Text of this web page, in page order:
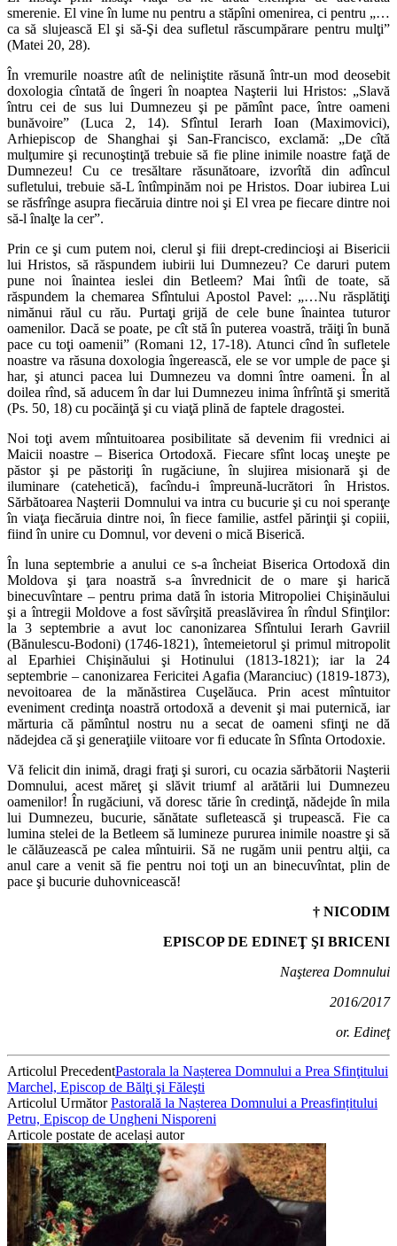
smerenie. El vine în lume nu pentru a stăpîni omenirea, ci pentru „…
ca să slujeas­că El şi să-Şi dea sufletul răscumpărare pentru mulţi”
(Matei 20, 28).
În vremurile noastre atît de neliniştite răsună într-un mod deosebit
doxologia cîntată de îngeri în noaptea Naşterii lui Hristos: „Slavă
întru cei de sus lui Dum­nezeu şi pe pămînt pace, între oameni
bunăvoire” (Luca 2, 14). Sfîntul Ierarh Ioan (Maximovici),
Arhiepiscop de Shanghai şi San-Francisco, exclamă: „De cîtă
mulţumire şi recunoştinţă trebuie să fie pline inimile noastre faţă de
Dumnezeu! Cu ce tresăltare răsunătoare, izvorîtă din adîncul
sufletului, trebuie să-L întîmpinăm noi pe Hristos. Doar iubirea Lui
se răsfrînge asupra fiecăruia dintre noi şi El vrea pe fiecare dintre noi
să-l înalţe la cer”.
Prin ce şi cum putem noi, clerul şi fiii drept-credincioşi ai Bisericii
lui Hristos, să răspundem iubirii lui Dumnezeu? Ce daruri putem
pune noi înaintea ieslei din Betleem? Mai întîi de toate, să
răspundem la chemarea Sfîntului Apostol Pavel: „…Nu răsplătiţi
nimănui răul cu rău. Purtaţi grijă de cele bune înaintea tuturor
oamenilor. Dacă se poate, pe cît stă în puterea voastră, trăiţi în bună
pace cu toţi oamenii” (Romani 12, 17-18). Atunci cînd în sufletele
noastre va răsuna doxologia îngerească, ele se vor umple de pace şi
har, şi atunci pacea lui Dumnezeu va domni între oameni. În al
doilea rînd, să aducem în dar lui Dumnezeu inima înfrîntă şi smerită
(Ps. 50, 18) cu pocăinţă şi cu viaţă plină de faptele dragostei.
Noi toţi avem mîntuitoarea posibilitate să devenim fii vrednici ai
Maicii noastre – Biserica Ortodoxă. Fiecare sfînt locaş uneşte pe
păstor şi pe păstoriţi în rugăciune, în slujirea misionară şi de
iluminare (catehetică), facîndu-i împreună-lucrători în Hristos.
Sărbătoarea Naşterii Domnului va intra cu bucurie şi cu noi speranţe
în viaţa fiecăruia dintre noi, în fiece familie, astfel părinţii şi copiii,
fiind în unire cu Domnul, vor deveni o mică Biserică.
În luna septembrie a anului ce s-a încheiat Biserica Ortodoxă din
Moldova şi ţara noastră s-a învrednicit de o mare şi harică
binecuvîntare – pentru prima dată în istoria Mitropoliei Chişinăului
şi a întregii Moldove a fost săvîrşită preaslăvirea în rîndul Sfinţilor:
la 3 septembrie a avut loc canonizarea Sfîntului Ierarh Gavriil
(Bănulescu-Bodoni) (1746-1821), întemeietorul şi primul mitropolit
al Eparhiei Chişinăului şi Hotinului (1813-1821); iar la 24
septembrie – canonizarea Fericitei Agafia (Maranciuc) (1819-1873),
nevoitoarea de la mănăstirea Cuşelăuca. Prin acest mîntuitor
eveniment credinţa noastră ortodoxă a devenit şi mai puternică, iar
mărturia că pămîntul nostru nu a secat de oameni sfinţi ne dă
nădejdea că şi generaţiile viitoare vor fi educate în Sfînta Ortodoxie.
Vă felicit din inimă, dragi fraţi şi surori, cu ocazia sărbătorii Naşterii
Domnului, acest măreţ şi slăvit triumf al arătării lui Dumnezeu
oamenilor! În rugăciuni, vă doresc tărie în credinţă, nădejde în mila
lui Dumnezeu, bucurie, sănătate sufle­tească şi trupească. Fie ca
lumina stelei de la Betleem să lumineze pururea inimile noastre şi să
le călăuzească pe calea mîntuirii. Să ne rugăm unii pentru alţii, ca
anul care a venit să fie pentru noi toţi un an binecuvîntat, plin de
pace şi bucurie duhovnicească!
† NICODIM
EPISCOP DE EDINEŢ ŞI BRICENI
Naşterea Domnului
2016/2017
or. Edineţ
Articolul PrecedentPastorala la Nașterea Domnului a Prea Sfinţitului
Marchel, Episcop de Bălţi şi Făleşti
Articolul UrmătorPastorală la Nașterea Domnului a Preasfințitului
Petru, Episcop de Ungheni Nisporeni
Articole postate de același autor